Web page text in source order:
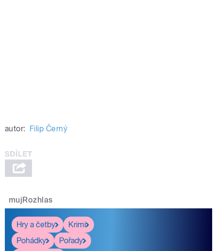
autor: Filip Černý
mujRozhlas
Hry a četby
Krimi
Pohádky
Pořady